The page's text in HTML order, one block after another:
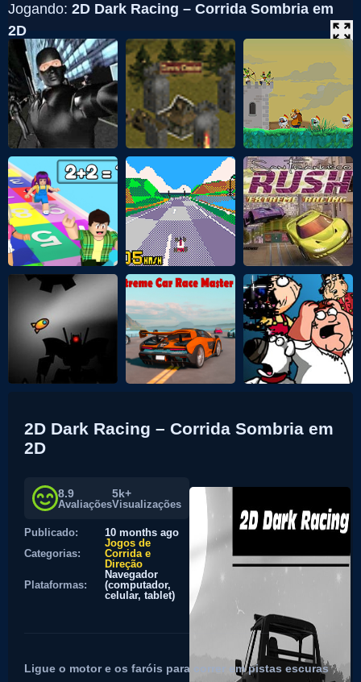
Jogando: 2D Dark Racing – Corrida Sombria em
2D
2D Dark Racing – Corrida Sombria em
2D
8.9
Avaliações
5k+
Visualizações
Publicado:
10 months ago
Categorias:
Jogos de
Corrida e
Direção
Plataformas:
Navegador
(computador,
celular, tablet)
Ligue o motor e os faróis para correr em pistas escuras